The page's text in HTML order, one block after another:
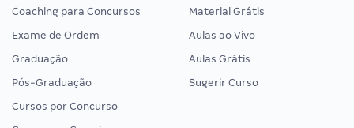
Coaching para Concursos
Exame de Ordem
Graduação
Pós-Graduação
Cursos por Concurso
Material Grátis
Aulas ao Vivo
Aulas Grátis
Sugerir Curso